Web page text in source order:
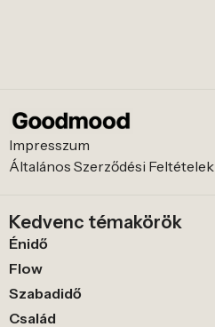
Impresszum
Általános Szerződési Feltételek
Kedvenc témakörök
Énidő
Flow
Szabadidő
Család